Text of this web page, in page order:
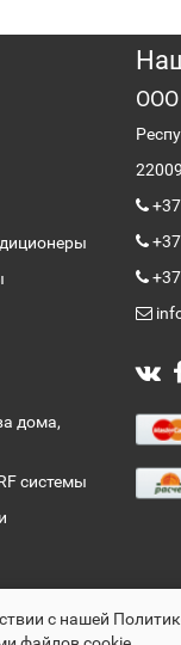
дома,
системы
ООО
с нашей